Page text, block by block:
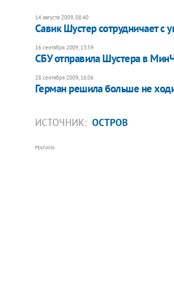
14 августа 2009, 08:40
Савик Шустер сотрудничает с
16 сентября 2009, 13:59
СБУ отправила Шустера в
28 сентября 2009, 16:06
Герман решила больше не
ИСТОЧНИК: ОСТРОВ
РЕКЛАМА